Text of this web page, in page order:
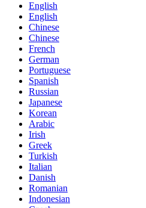
English
English
Chinese
Chinese
French
German
Portuguese
Spanish
Russian
Japanese
Korean
Arabic
Irish
Greek
Turkish
Italian
Danish
Romanian
Indonesian